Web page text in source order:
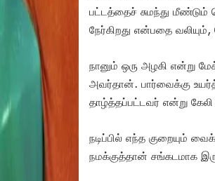
பட்டத்தைச் சுமந்து
நேர்கிறது என்பதை
நானும் ஒரு அழகி என்று
அவர்தான். பார்வைக்கு
தாழ்த்தப்பட்டவர் என்று
நடிப்பில் எந்த குறையும்
நமக்குத்தான் சங்கடமாக